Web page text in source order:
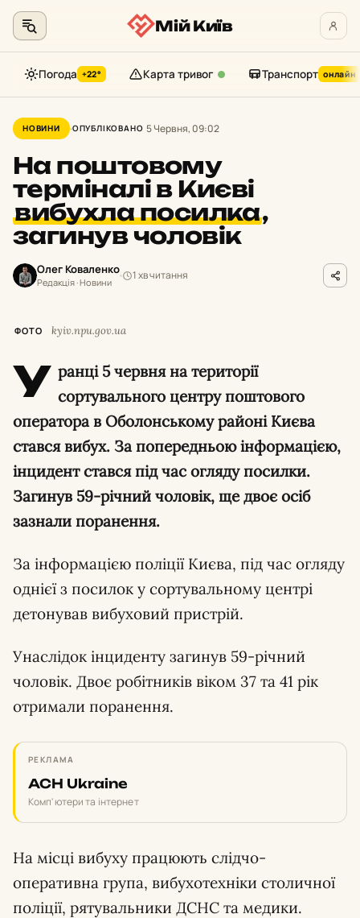
до
контенту
Мій Київ
Погода +22° Карта тривог Транспорт онлайн
НОВИНИ ОПУБЛІКОВАНО 5 Червня, 09:02
На поштовому
терміналі в Києві
вибухла посилка,
загинув чоловік
Олег Коваленко
Редакція · Новини
1 хв читання
ФОТО kyiv.npu.gov.ua
У ранці 5 червня на території
сортувального центру поштового
оператора в Оболонському районі Києва
стався вибух. За попередньою інформацією,
інцидент стався під час огляду посилки.
Загинув 59-річний чоловік, ще двоє осіб
зазнали поранення.
За інформацією поліції Києва, під час огляду
однієї з посилок у сортувальному центрі
детонував вибуховий пристрій.
Унаслідок інциденту загинув 59-річний
чоловік. Двоє робітників віком 37 та 41 рік
отримали поранення.
РЕКЛАМА
ACH Ukraine
Комп'ютери та інтернет
На місці вибуху працюють слідчо-
оперативна група, вибухотехніки столичної
поліції, рятувальники ДСНС та медики.